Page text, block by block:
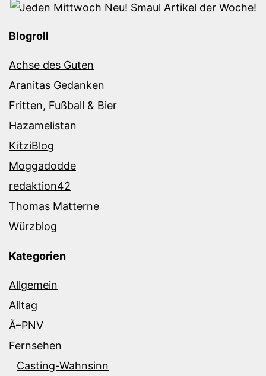
Blogroll
Achse des Guten
Aranitas Gedanken
Fritten, Fußball & Bier
Hazamelistan
KitziBlog
Moggadodde
redaktion42
Thomas Matterne
Würzblog
Kategorien
Allgemein
Alltag
Ã–PNV
Fernsehen
Casting-Wahnsinn